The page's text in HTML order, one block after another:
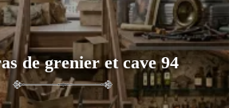
de grenier et cave 94